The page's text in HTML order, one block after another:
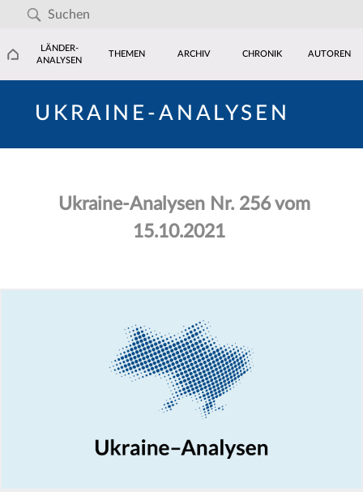
LÄNDER-
ANALYSEN
THEMEN ARCHIV CHRONIK AUTOREN
UKRAINE-ANALYSEN
Ukraine-Analysen Nr. 256 vom
15.10.2021